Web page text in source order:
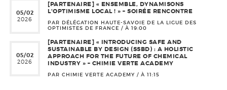
05/02
2026
[PARTENAIRE] « ENSEMBLE, DYNAMISONS
L’OPTIMISME LOCAL ! » – SOIRÉE RENCONTRE
PAR DÉLÉGATION HAUTE-SAVOIE DE LA LIGUE DES
OPTIMISTES DE FRANCE / À 19:00
05/02
2026
[PARTENAIRE] « INTRODUCING SAFE AND
SUSTAINABLE BY DESIGN (SSBD) : A HOLISTIC
APPROACH FOR THE FUTURE OF CHEMICAL
INDUSTRY » – CHIMIE VERTE ACADEMY
PAR CHIMIE VERTE ACADEMY / À 11:15